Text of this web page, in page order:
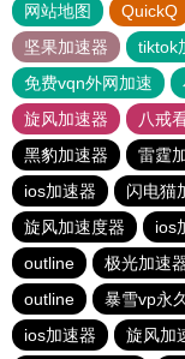
网站地图 QuickQ
坚果加速器
tiktok
免费vqn外网加速
旋风加速器
八戒
黑豹加速器
雷霆
ios加速器
闪电猫
旋风加速度器
ios
outline
极光加速
outline
暴雪vp永
ios加速器
旋风加